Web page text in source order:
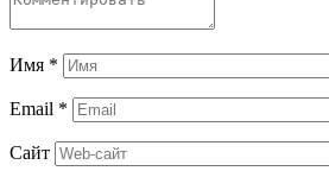
Имя *
Email *
Сайт